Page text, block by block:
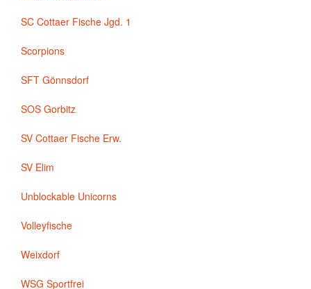
SC Cottaer Fische Jgd. 1
Scorpions
SFT Gönnsdorf
SOS Gorbitz
SV Cottaer Fische Erw.
SV Elim
Unblockable Unicorns
Volleyfische
Weixdorf
WSG Sportfrei